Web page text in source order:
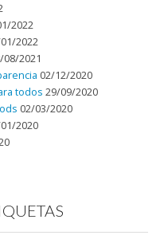
2022
2022
08/2021
02/12/2020
todos 29/09/2020
02/03/2020
2020